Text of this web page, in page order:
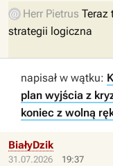
Herr Pietrus Teraz
strategii logiczna
napisał w wątku:
plan wyjścia z
koniec z wolną
31.07.2026 19:37
BiałyDzik